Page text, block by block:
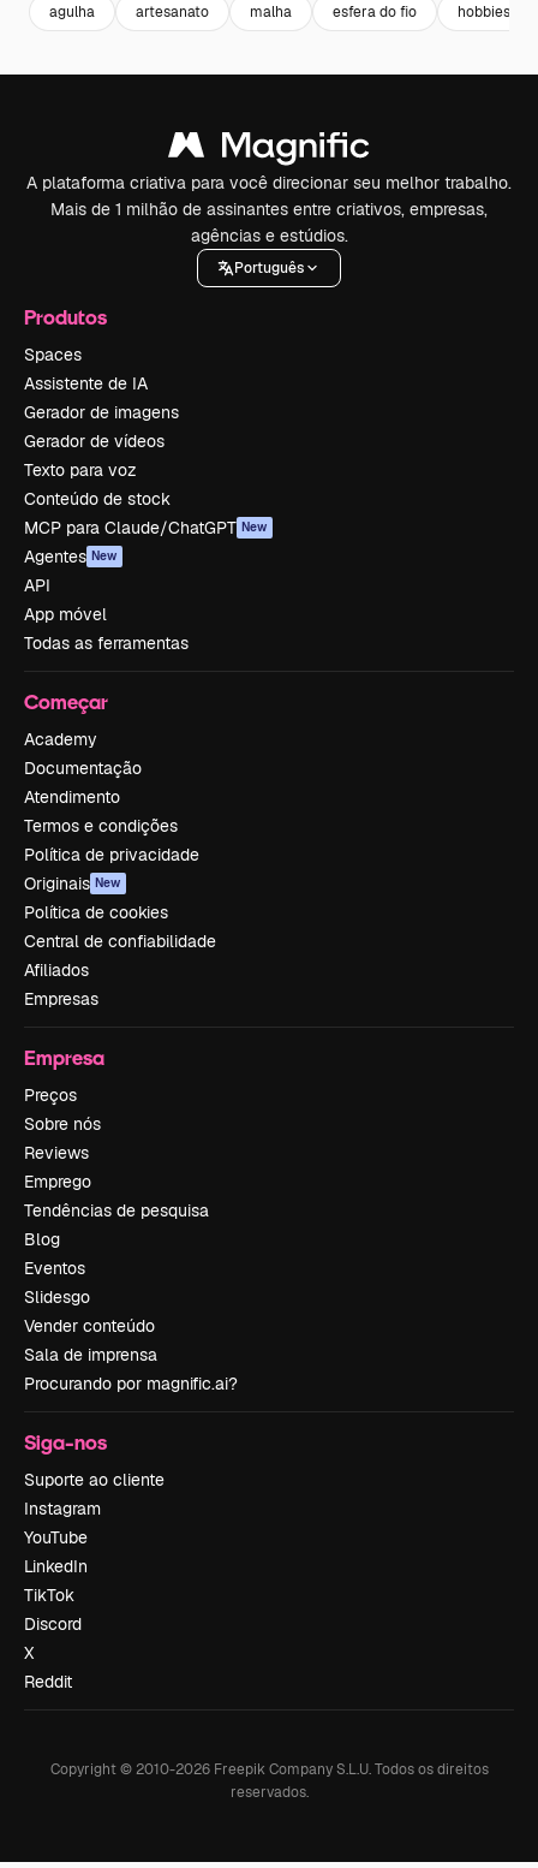
agulha artesanato malha esfera do fio hobbies e
A plataforma criativa para você direcionar seu melhor trabalho.
Mais de 1 milhão de assinantes entre criativos, empresas,
agências e estúdios.
Português
Produtos
Spaces
Assistente de IA
Gerador de imagens
Gerador de vídeos
Texto para voz
Conteúdo de stock
MCP para Claude/ChatGPT New
Agentes New
API
App móvel
Todas as ferramentas
Começar
Academy
Documentação
Atendimento
Termos e condições
Política de privacidade
Originais New
Política de cookies
Central de confiabilidade
Afiliados
Empresas
Empresa
Preços
Sobre nós
Reviews
Emprego
Tendências de pesquisa
Blog
Eventos
Slidesgo
Vender conteúdo
Sala de imprensa
Procurando por magnific.ai?
Siga-nos
Suporte ao cliente
Instagram
YouTube
LinkedIn
TikTok
Discord
X
Reddit
Copyright © 2010-2026Freepik Company S.L.U. Todos os direitos
reservados.